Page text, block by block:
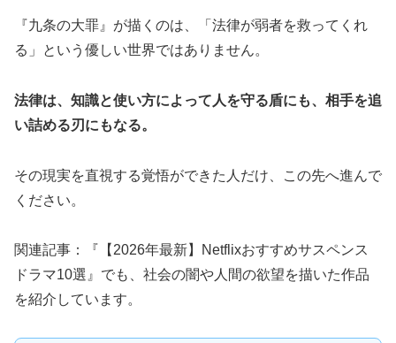
『九条の大罪』が描くのは、「法律が弱者を救ってくれ
る」という優しい世界ではありません。
法律は、知識と使い方によって人を守る盾にも、相手を追
い詰める刃にもなる。
その現実を直視する覚悟ができた人だけ、この先へ進んで
ください。
関連記事：『【2026年最新】Netflixおすすめサスペンス
ドラマ10選』でも、社会の闇や人間の欲望を描いた作品
を紹介しています。